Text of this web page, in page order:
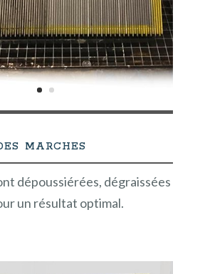
marches
dépoussiérées, dégraissées
un résultat optimal.